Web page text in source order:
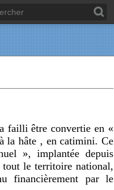
failli être convertie en «
la hâte , en catimini. Ce
», implantée depuis
tout le territoire national,
financièrement par le